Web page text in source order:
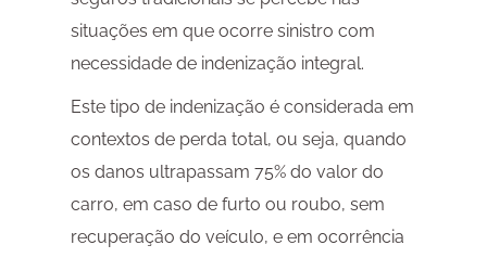
situações em que ocorre sinistro com
necessidade de indenização integral.
Este tipo de indenização é considerada em
contextos de perda total, ou seja, quando
os danos ultrapassam 75% do valor do
carro, em caso de furto ou roubo, sem
recuperação do veículo, e em ocorrência